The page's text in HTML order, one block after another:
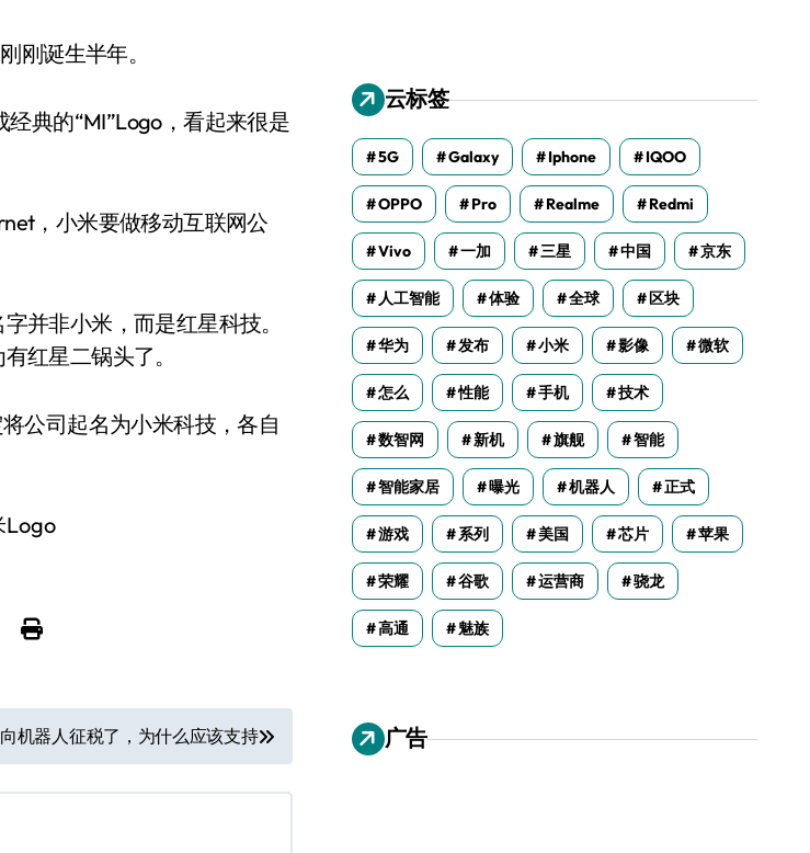
刚诞生半年。
典的“MI”Logo，看起来很是
，小米要做移动互联网公
并非小米，而是红星科技。
红星二锅头了。
公司起名为小米科技，各自
机器人征税了，为什么应该支持
云标签
5G Galaxy Iphone IQOO
OPPO Pro Realme Redmi
Vivo 一加 三星 中国 京东
人工智能 体验 全球 区块
华为 发布 小米 影像 微软
怎么 性能 手机 技术
数智网 新机 旗舰 智能
智能家居 曝光 机器人 正式
游戏 系列 美国 芯片 苹果
荣耀 谷歌 运营商 骁龙
高通 魅族
广告